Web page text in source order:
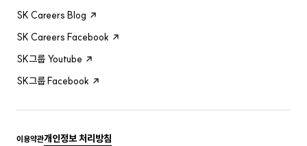
SK Careers Blog
SK Careers Facebook
SK그룹 Youtube
SK그룹 Facebook
이용약관개인정보 처리방침